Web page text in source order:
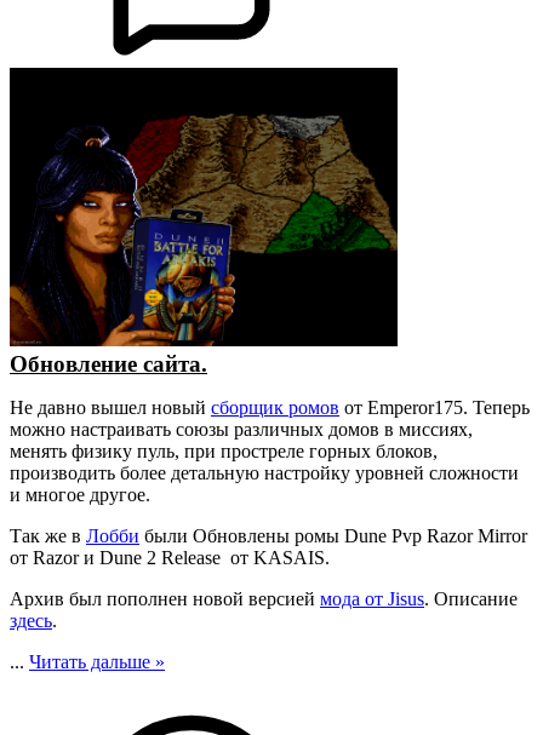
Обновление сайта.
Не давно вышел новый сборщик ромов от Emperor175. Теперь
можно настраивать союзы различных домов в миссиях,
менять физику пуль, при простреле горных блоков,
производить более детальную настройку уровней сложности
и многое другое.
Так же в Лобби были Обновлены ромы Dune Pvp Razor Mirror
от Razor и Dune 2 Release от KASAIS.
Архив был пополнен новой версией мода от Jisus. Описание
здесь.
... Читать дальше »